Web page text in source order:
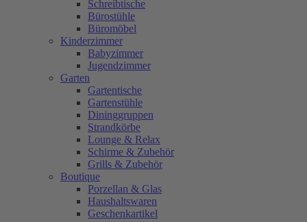
Schreibtische
Bürostühle
Büromöbel
Kinderzimmer
Babyzimmer
Jugendzimmer
Garten
Gartentische
Gartenstühle
Dininggruppen
Strandkörbe
Lounge & Relax
Schirme & Zubehör
Grills & Zubehör
Boutique
Porzellan & Glas
Haushaltswaren
Geschenkartikel